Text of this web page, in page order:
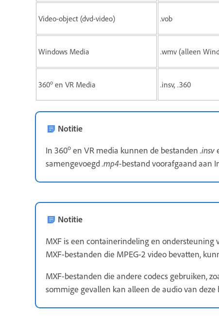
Video-object (dvd-video) .vob
Windows Media .wmv (alleen
360o en VR Media .insv, .360
Notitie
In 360o en VR media kunnen de bestanden .insv
samengevoegd.mp4-bestand voorafgaand aan
Notitie
MXF is een containerindeling en
MXF-bestanden die MPEG-2 video bevatten,
MXF-bestanden die andere codecs gebruiken,
sommige gevallen kan alleen de audio van